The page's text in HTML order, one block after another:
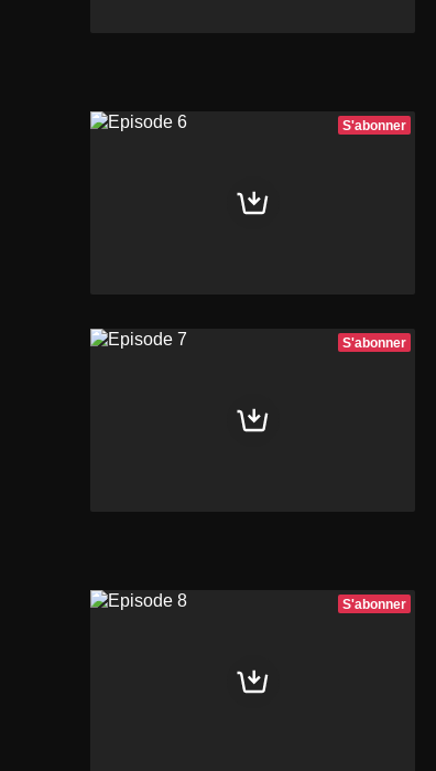
S'abonner
S'abonner
S'abonner